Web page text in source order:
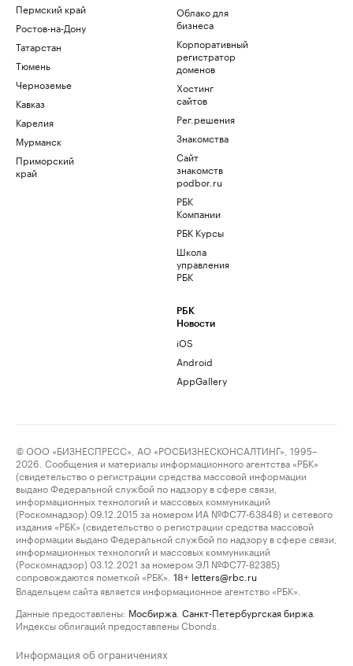
Пермский край
Ростов-на-Дону
Татарстан
Тюмень
Черноземье
Кавказ
Карелия
Мурманск
Приморский
край
Облако для
бизнеса
Корпоративный
регистратор
доменов
Хостинг
сайтов
Рег.решения
Знакомства
Сайт
знакомств
podbor.ru
РБК
Компании
РБК Курсы
Школа
управления
РБК
РБК
Новости
iOS
Android
AppGallery
© ООО «БИЗНЕСПРЕСС», АО «РОСБИЗНЕСКОНСАЛТИНГ», 1995–
2026. Сообщения и материалы информационного агентства «РБК»
(свидетельство о регистрации средства массовой информации
выдано Федеральной службой по надзору в сфере связи,
информационных технологий и массовых коммуникаций
(Роскомнадзор) 09.12.2015 за номером ИА №ФС77-63848) и сетевого
издания «РБК» (свидетельство о регистрации средства массовой
информации выдано Федеральной службой по надзору в сфере связи,
информационных технологий и массовых коммуникаций
(Роскомнадзор) 03.12.2021 за номером ЭЛ №ФС77-82385)
сопровождаются пометкой «РБК».
18+ letters@rbc.ru
Владельцем сайта является информационное агентство «РБК».
Данные предоставлены: Мосбиржа Санкт-Петербургская биржа
Индексы облигаций предоставлены Cbonds.
Информация об ограничениях